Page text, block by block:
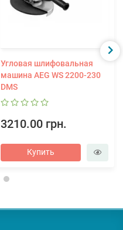
Угловая шлифовальная
машина AEG WS 2200-230
DMS
3210.00 грн.
Купить